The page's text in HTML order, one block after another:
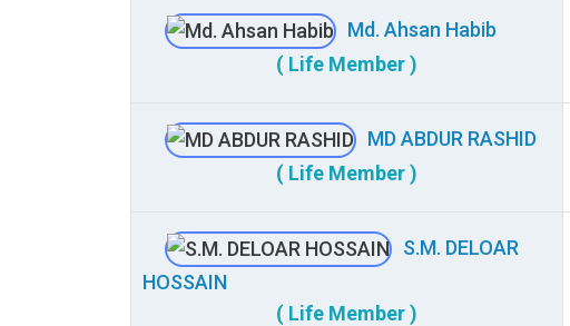
Md. Ahsan Habib
( Life Member )
MD ABDUR RASHID
( Life Member )
S.M. DELOAR
HOSSAIN
( Life Member )